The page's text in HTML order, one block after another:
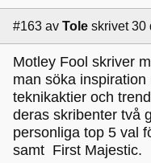
#163 av Tole skrivet 30
Motley Fool skriver
man söka
teknikaktier och
deras skribenter två
personliga top 5 val
samt First Majestic.